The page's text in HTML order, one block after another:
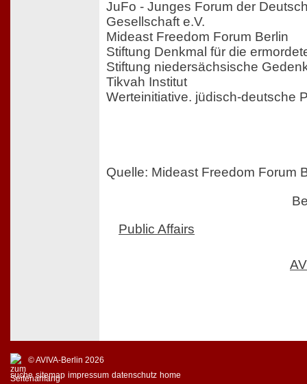
JuFo - Junges Forum der
Gesellschaft e.V.
Mideast Freedom Forum Berlin
Stiftung Denkmal für die
Stiftung niedersächsische
Tikvah Institut
Werteinitiative. jüdisch-deutsche
Quelle: Mideast Freedom Forum
Public Affairs
© AVIVA-Berlin 2026
suche sitemap impressum datenschutz home